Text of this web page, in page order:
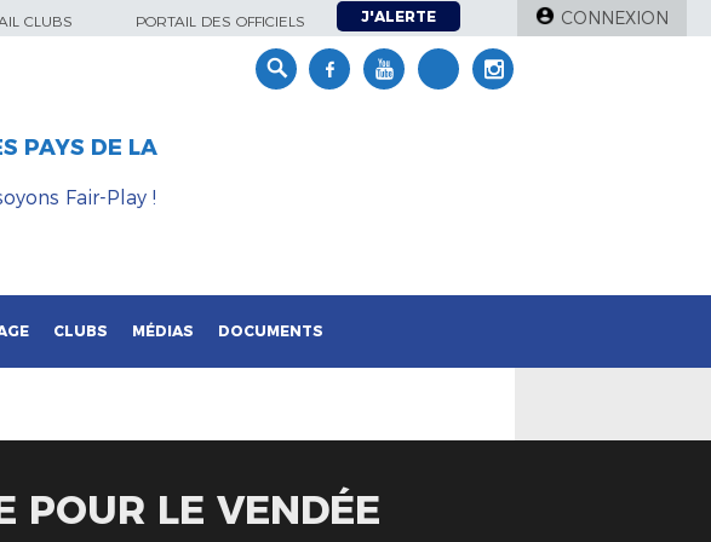
CLUBS PORTAIL DES OFFICIELS J'ALERTE CONNEXION
PAYS DE LA
Fair-Play !
CLUBS MÉDIAS DOCUMENTS
POUR LE VENDÉE